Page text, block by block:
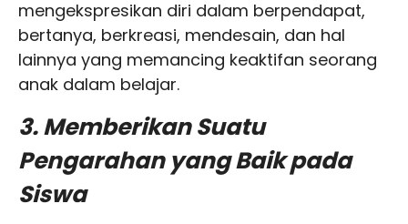
mengekspresikan diri dalam berpendapat,
bertanya, berkreasi, mendesain, dan hal
lainnya yang memancing keaktifan seorang
anak dalam belajar.
3. Memberikan Suatu
Pengarahan yang Baik pada
Siswa